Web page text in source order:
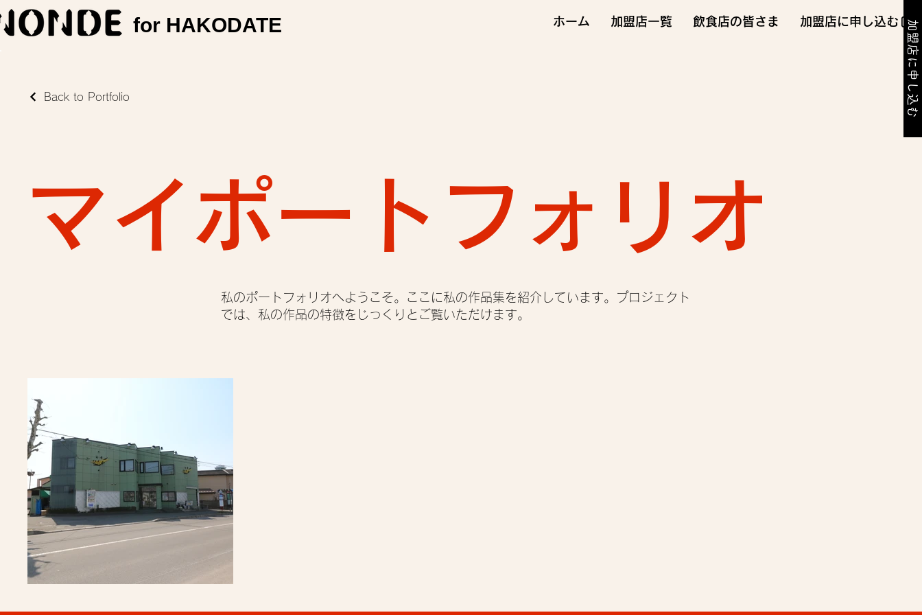
加盟店に申し込む
for HAKODATE ホーム 加盟店一覧 飲食店の皆さま 加盟店に申し込む
Back to Portfolio
マイポートフォリオ
私のポートフォリオへようこそ。ここに私の作品集を紹介しています。プロジェクト
では、私の作品の特徴をじっくりとご覧いただけます。